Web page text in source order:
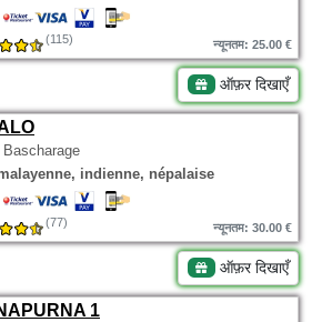
(115) न्यूनतम: 25.00 €
ऑफ़र दिखाएँ
Bascharage
indienne, népalaise
(77) न्यूनतम: 30.00 €
ऑफ़र दिखाएँ
1